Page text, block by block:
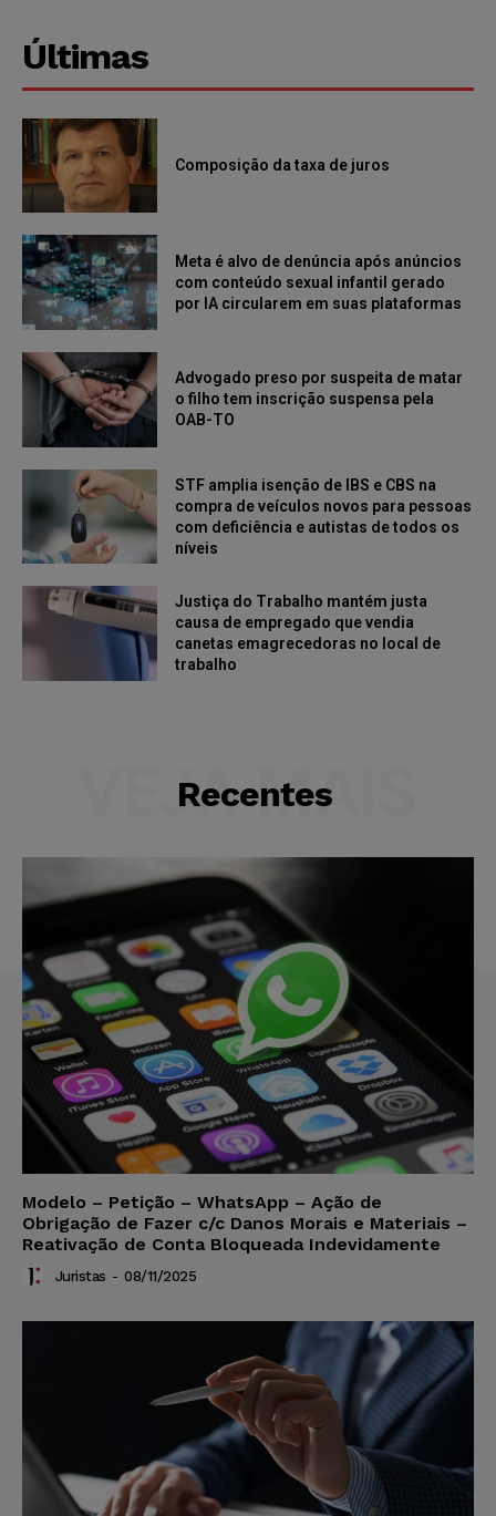
Últimas
Composição da taxa de juros
Meta é alvo de denúncia após anúncios
com conteúdo sexual infantil gerado
por IA circularem em suas plataformas
Advogado preso por suspeita de matar
o filho tem inscrição suspensa pela
OAB-TO
STF amplia isenção de IBS e CBS na
compra de veículos novos para pessoas
com deficiência e autistas de todos os
níveis
Justiça do Trabalho mantém justa
causa de empregado que vendia
canetas emagrecedoras no local de
trabalho
Recentes
VEJA MAIS
Modelo – Petição – WhatsApp – Ação de
Obrigação de Fazer c/c Danos Morais e Materiais –
Reativação de Conta Bloqueada Indevidamente
Juristas - 08/11/2025